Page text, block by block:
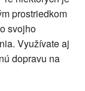
prostriedkom
svojho
Využívate aj
dopravu na